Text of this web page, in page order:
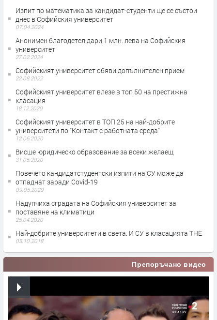
Изпит по математика за кандидат-студенти ще се състои
днес в Софийския университет
07.04.2024
Анонимен благодетел дари 1 млн. лева на Софийския
университет
27.02.2024
Софийският университет обяви допълнителен прием
22.08.2022
Софийският университет влезе в топ 50 на престижна
класация
18.12.2020
Софийският университет в ТОП 25 на най-добрите
университети по "Контакт с работната среда"
12.06.2020
Висше юридическо образование за всеки желаещ
31.05.2020
Повечето кандидатстудентски изпити на СУ може да
отпаднат заради Covid-19
09.05.2020
Надупчиха сградата на Софийския университет за
поставяне на климатици
25.04.2020
Най-добрите университети в света. И СУ в класацията THE
05.10.2018
Препоръчано видео